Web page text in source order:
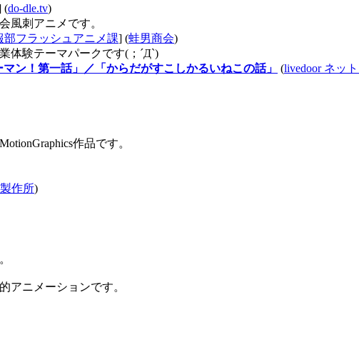
(do-dle.tv)
風刺アニメです。
部フラッシュアニメ課] (蛙男商会)
体験テーマパークです(；´Д`)
ン！第一話」／「からだがすこしかるいねこの話」 (livedoor ネッ
作品です。
作所)
アニメーションです。